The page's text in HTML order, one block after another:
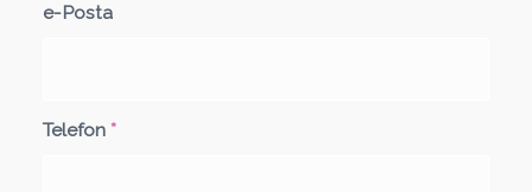
e-Posta
Telefon *